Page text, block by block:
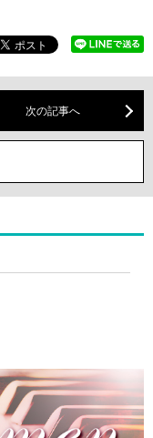
次の記事へ